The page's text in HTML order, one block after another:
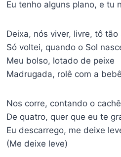
Eu tenho alguns plano, e tu
Deixa, nós viver, livre, tô tão
Só voltei, quando o Sol
Meu bolso, lotado de peixe
Madrugada, rolê com a bebê
Nos corre, contando o cachê
De quatro, quer que eu te
Eu descarrego, me deixe
(Me deixe leve)